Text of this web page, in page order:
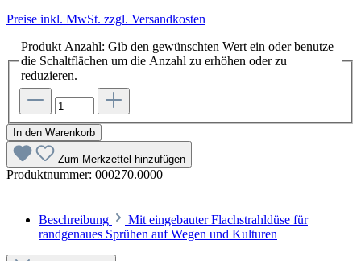
Preise inkl. MwSt. zzgl. Versandkosten
Produkt Anzahl: Gib den gewünschten Wert ein oder benutze
die Schaltflächen um die Anzahl zu erhöhen oder zu
reduzieren.
In den Warenkorb
Zum Merkzettel hinzufügen
Produktnummer: 000270.0000
Beschreibung
Mit eingebauter Flachstrahldüse für
randgenaues Sprühen auf Wegen und Kulturen